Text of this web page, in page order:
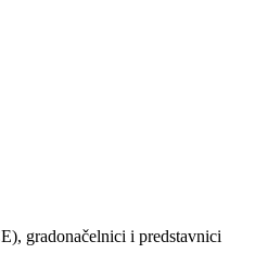
gradonačelnici i predstavnici